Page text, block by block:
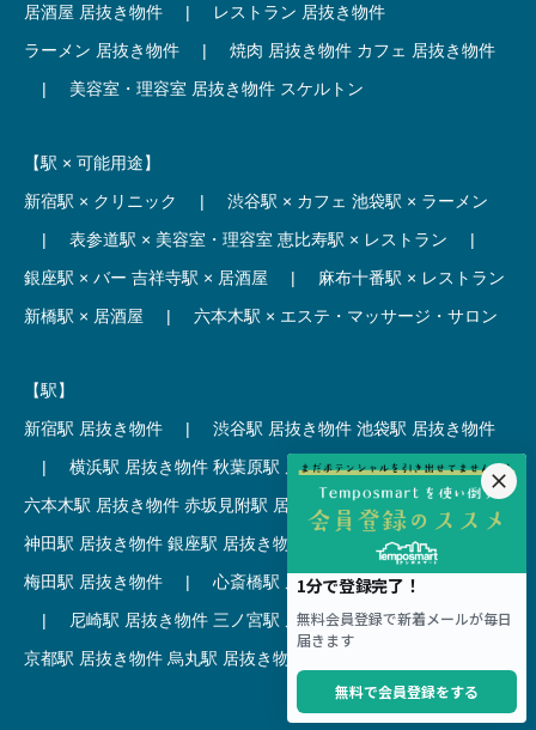
居酒屋 居抜き物件
|
レストラン 居抜き物件
ラーメン 居抜き物件
| 焼肉 居抜き物件 カフェ 居抜き物件
|
美容室・理容室 居抜き物件 スケルトン
【駅 × 可能用途】
新宿駅 × クリニック
| 渋谷駅 × カフェ 池袋駅 × ラーメン
|
表参道駅 × 美容室・理容室 恵比寿駅 × レストラン
|
銀座駅 × バー 吉祥寺駅 × 居酒屋 |
麻布十番駅 × レストラン
新橋駅 × 居酒屋
| 六本木駅 × エステ・マッサージ・サロン
【駅】
新宿駅 居抜き物件
| 渋谷駅 居抜き物件 池袋駅 居抜き物件
|
横浜駅 居抜き物件 秋葉原駅 居抜き物件
|
六本木駅 居抜き物件 赤坂見附駅 居抜き物件
神田駅 居抜き物件 銀座駅 居抜き物件
吉祥寺駅 居抜き物件
梅田駅 居抜き物件
| 心斎橋駅 居抜き物件 本町駅 居抜き物件
|
尼崎駅 居抜き物件 三ノ宮駅 居抜き物件
|
京都駅 居抜き物件 烏丸駅 居抜き物件